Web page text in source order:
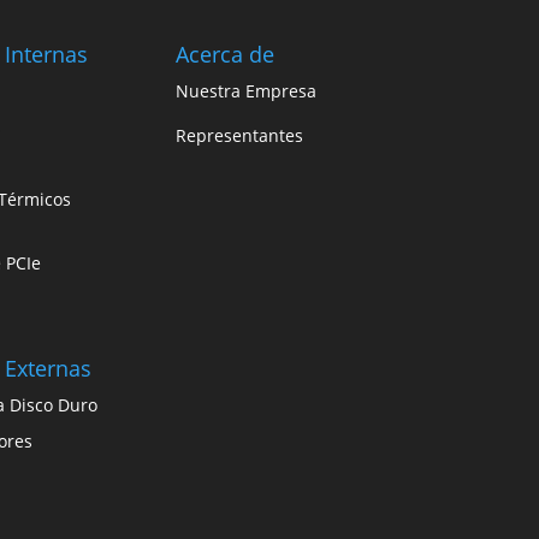
Disco Duro
Acerca de
Nuestra Empresa
Representantes